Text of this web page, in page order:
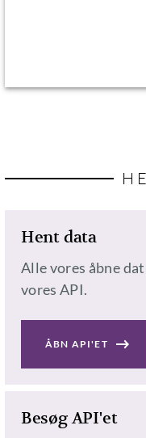
Hent data
Alle vores åbne
vores API.
ÅBN API'ET
Besøg API'et